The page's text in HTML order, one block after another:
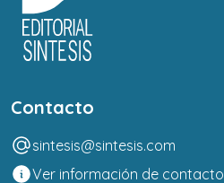
Contacto
sintesis@sintesis.com
Ver información de contacto